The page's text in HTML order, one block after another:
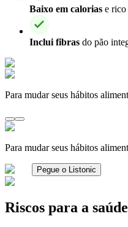
Baixo em calorias e rico
Inclui fibras do pão
Para mudar seus hábitos
Para mudar seus hábitos
Pegue o Listonic
Riscos para a saúde